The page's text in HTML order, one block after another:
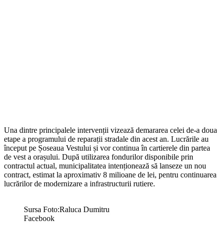
Una dintre principalele intervenții vizează demararea celei de-a doua
etape a programului de reparații stradale din acest an. Lucrările au
început pe Șoseaua Vestului și vor continua în cartierele din partea
de vest a orașului. După utilizarea fondurilor disponibile prin
contractul actual, municipalitatea intenționează să lanseze un nou
contract, estimat la aproximativ 8 milioane de lei, pentru continuarea
lucrărilor de modernizare a infrastructurii rutiere.
Sursa Foto:Raluca Dumitru
Facebook